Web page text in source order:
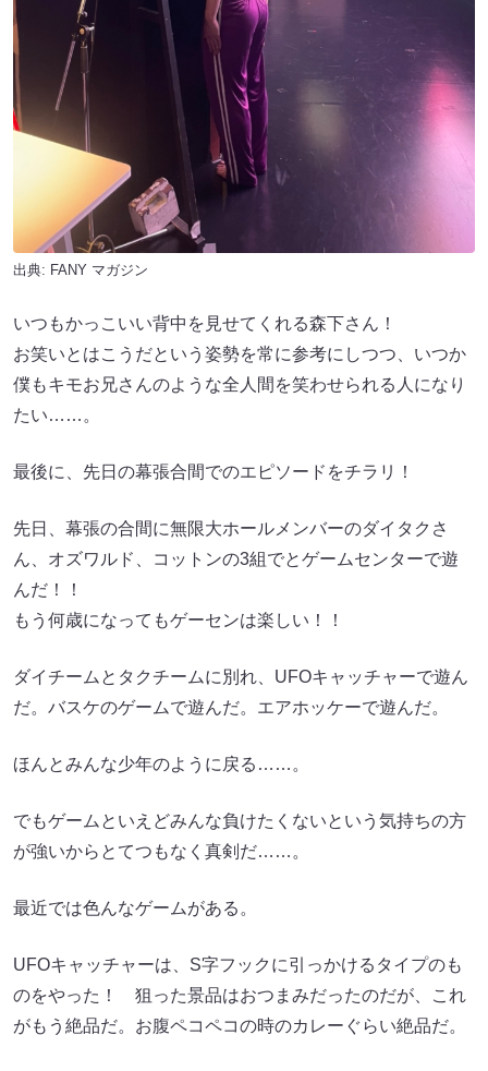
出典: FANY マガジン
いつもかっこいい背中を見せてくれる森下さん！
お笑いとはこうだという姿勢を常に参考にしつつ、いつか
僕もキモお兄さんのような全人間を笑わせられる人になり
たい……。
最後に、先日の幕張合間でのエピソードをチラリ！
先日、幕張の合間に無限大ホールメンバーのダイタクさ
ん、オズワルド、コットンの3組でとゲームセンターで遊
んだ！！
もう何歳になってもゲーセンは楽しい！！
ダイチームとタクチームに別れ、UFOキャッチャーで遊ん
だ。バスケのゲームで遊んだ。エアホッケーで遊んだ。
ほんとみんな少年のように戻る……。
でもゲームといえどみんな負けたくないという気持ちの方
が強いからとてつもなく真剣だ……。
最近では色んなゲームがある。
UFOキャッチャーは、S字フックに引っかけるタイプのも
のをやった！ 狙った景品はおつまみだったのだが、これ
がもう絶品だ。お腹ペコペコの時のカレーぐらい絶品だ。